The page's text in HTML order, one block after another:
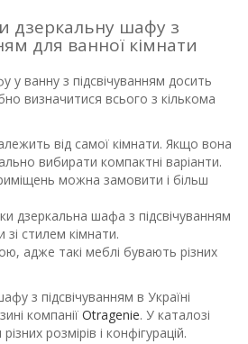
дзеркальну шафу з
для ванної кімнати
у ванну з підсвічуванням досить
визначитися всього з кількома
від самої кімнати. Якщо вона
вибирати компактні варіанти.
можна замовити і більш
дзеркальна шафа з підсвічуванням
стилем кімнати.
адже такі меблі бувають різних
з підсвічуванням в Україні
компанії Otragenie. У каталозі
розмірів і конфігурацій.